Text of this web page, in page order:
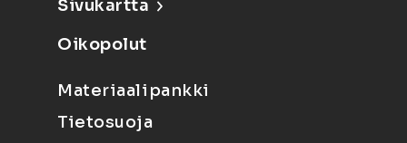
Sivukartta
Oikopolut
Materiaalipankki
Tietosuoja